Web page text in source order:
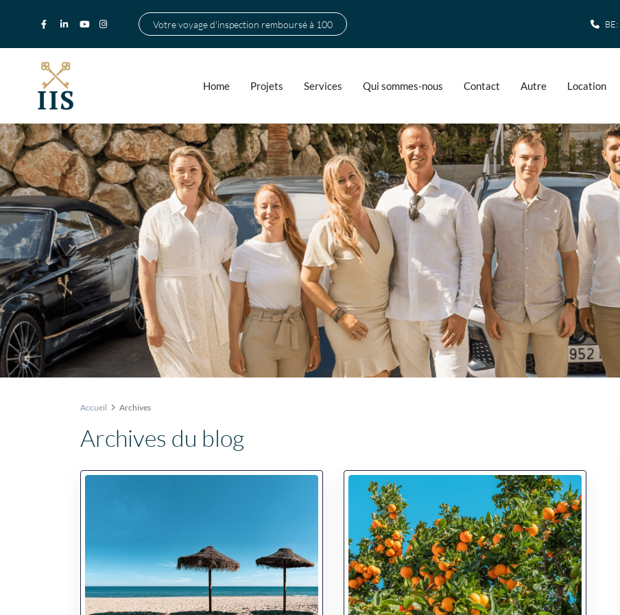
Votre voyage d'inspection remboursé à 100 BE:
Home Projets Services Qui sommes-nous Contact Autre Location
Accueil Archives
Archives du blog